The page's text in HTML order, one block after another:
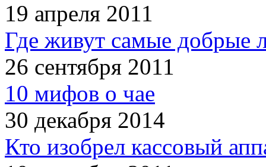
19 апреля 2011
Где живут самые добрые
26 сентября 2011
10 мифов о чае
30 декабря 2014
Кто изобрел кассовый